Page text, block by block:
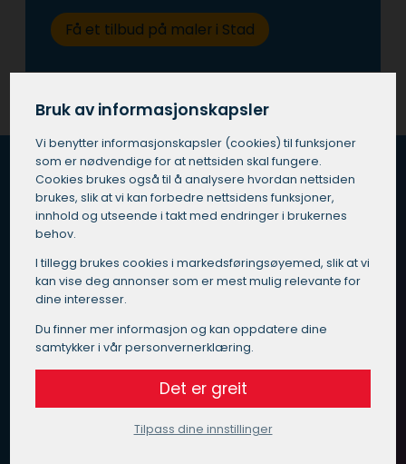
Få et tilbud på maler i Stad
Hvordan fungerer Maleoppdrag.no?
når du skal velge maler i Stad.
Vi har gjort det enkelt for deg – send inn en
henvendelse med beskrivelse av ditt oppdrag til oss, så
finner vi en kvalitetssikret maler i Stad som passer for
Målet til Maleoppdrag.no er at du skal slippe å måtte
som tar på seg oppdrag i Stad.
Bruk av informasjonskapsler
Vi benytter informasjons­kapsler (cookies) til funksjoner
som er nødvendige for at nettsiden skal fungere.
Cookies brukes også til å analysere hvordan nettsiden
brukes, slik at vi kan forbedre nettsidens funksjoner,
innhold og utseende i takt med endringer i brukernes
behov.
I tillegg brukes cookies i markedsførings­øyemed, slik at vi
kan vise deg annonser som er mest mulig relevante for
dine interesser.
Du finner mer informasjon og kan oppdatere dine
samtykker i vår personvernerklæring.
Det er greit
Tilpass dine innstillinger